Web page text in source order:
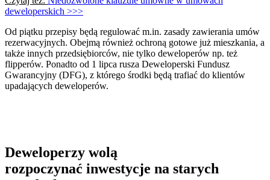
deweloperskich >>>
Od piątku przepisy będą regulować m.in. zasady zawierania umów
rezerwacyjnych. Obejmą również ochroną gotowe już mieszkania, a
także innych przedsiębiorców, nie tylko deweloperów np. też
flipperów. Ponadto od 1 lipca rusza Deweloperski Fundusz
Gwarancyjny (DFG), z którego środki będą trafiać do klientów
upadających deweloperów.
Deweloperzy wolą
rozpoczynać inwestycje na starych